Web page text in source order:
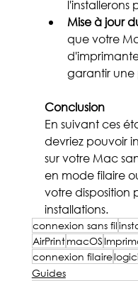
l'installerons
Mise à jour
que votre
garantir
Conclusion
En suivant ces
devriez pouvoir
sur votre Mac
en mode filaire
votre disposition
installations.
connexion sans fil
AirPrintmacOS
connexion filaire
Guides